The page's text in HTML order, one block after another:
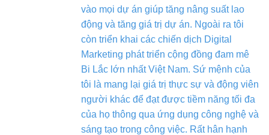
vào mọi dự án giúp tăng nâng suất lao
động và tăng giá trị dự án. Ngoài ra tôi
còn triển khai các chiến dịch Digital
Marketing phát triển cộng đồng đam mê
Bi Lắc lớn nhất Việt Nam. Sứ mệnh của
tôi là mang lại giá trị thực sự và động viên
người khác để đạt được tiềm năng tối đa
của họ thông qua ứng dụng công nghệ và
sáng tạo trong công việc. Rất hân hạnh